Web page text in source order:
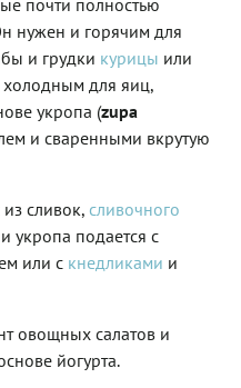
почти полностью
нужен и горячим для
и грудки курицы или
холодным для яиц,
укропа (zupa
и сваренными вкрутую
сливок, сливочного
и укропа подается с
или с кнедликами и
овощных салатов и
йогурта.